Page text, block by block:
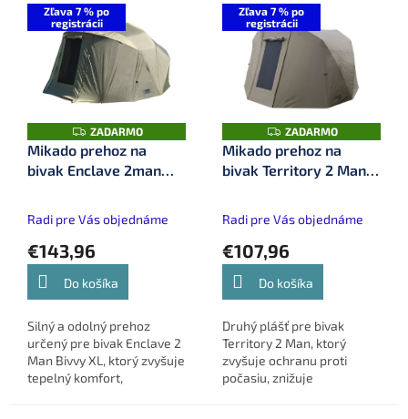
transparentnom
prevedení.
pred dažďom,...
Zľava 7 % po
registrácii
Z
A
D
A
ZADARMO
Mikado prehoz na
bivak Enclave 2man
Radi pre Vás objednáme
€143,96
Do košíka
Silný a odolný prehoz
určený pre bivak Enclave 2
Man Bivvy XL, ktorý zvyšuje
tepelný komfort,
Zľava 7 % po
registrácii
Z
A
D
A
ZADARMO
Mikado prehoz na
bivak Territory 2 Man
Radi pre Vás objednáme
€107,96
Do košíka
Druhý plášť pre bivak
Territory 2 Man, ktorý
zvyšuje ochranu proti
počasiu, znižuje